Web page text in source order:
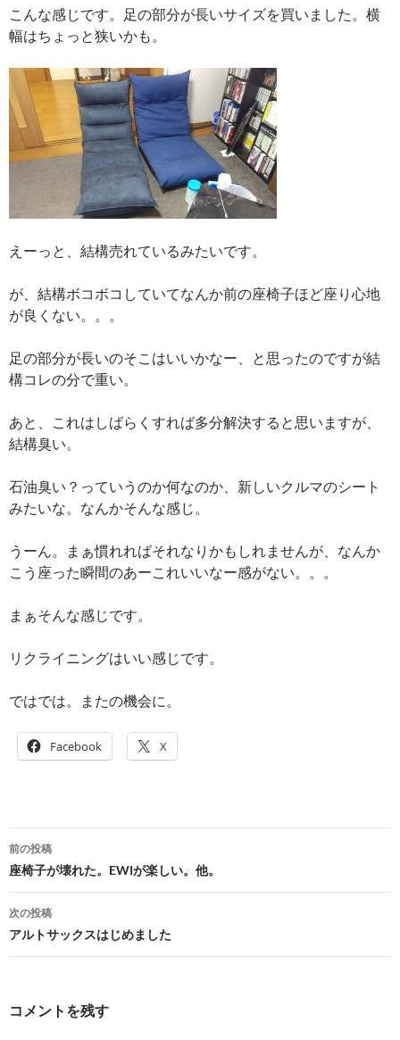
こんな感じです。足の部分が長いサイズを買いました。横
幅はちょっと狭いかも。
えーっと、結構売れているみたいです。
が、結構ボコボコしていてなんか前の座椅子ほど座り心地
が良くない。。。
足の部分が長いのそこはいいかなー、と思ったのですが結
構コレの分で重い。
あと、これはしばらくすれば多分解決すると思いますが、
結構臭い。
石油臭い？っていうのか何なのか、新しいクルマのシート
みたいな。なんかそんな感じ。
うーん。まぁ慣れればそれなりかもしれませんが、なんか
こう座った瞬間のあーこれいいなー感がない。。。
まぁそんな感じです。
リクライニングはいい感じです。
ではでは。またの機会に。
Facebook X
投
稿
ナ
ビ
ゲ
前の投稿
座椅子が壊れた。EWIが楽しい。他。
次の投稿
アルトサックスはじめました
コメントを残す